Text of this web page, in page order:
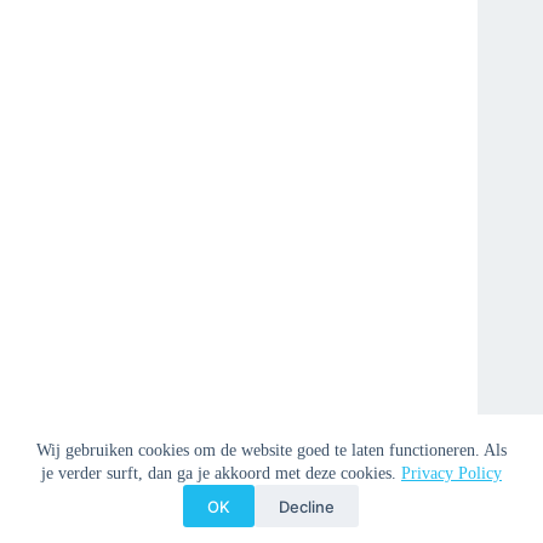
Wij gebruiken cookies om de website goed te laten functioneren. Als
je verder surft, dan ga je akkoord met deze cookies. Privacy Policy
OK Decline